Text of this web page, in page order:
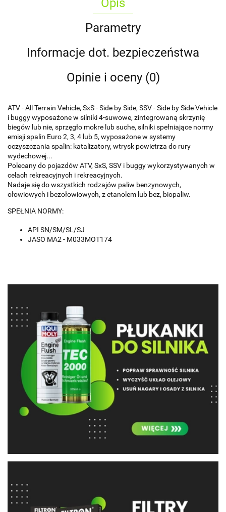
Opis
Parametry
Informacje dot. bezpieczeństwa
Opinie i oceny (0)
ATV - All Terrain Vehicle, SxS - Side by Side, SSV - Side by Side Vehicle
i buggy wyposażone w silniki 4-suwowe, zintegrowaną skrzynię
biegów lub nie, sprzęgło mokre lub suche, silniki spełniające normy
emisji spalin Euro 2, 3, 4 lub 5, wyposażone w systemy
oczyszczania spalin: katalizatory, wtrysk powietrza do rury
wydechowej...
Polecany do pojazdów ATV, SxS, SSV i buggy wykorzystywanych w
celach rekreacyjnych i rekreacyjnych.
Nadaje się do wszystkich rodzajów paliw benzynowych,
ołowiowych i bezołowiowych, z etanolem lub bez, biopaliw.
SPEŁNIA NORMY:
API SN/SM/SL/SJ
JASO MA2 - M033MOT174